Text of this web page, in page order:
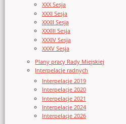
XXX Sesja
XXXI Sesja
XXXII Sesja
XXXIII Sesja
XXXIV Sesja
XXXV Sesja
Plany pracy Rady Miejskiej
Interpelacje radnych
Interpelacje 2019
Interpelacje 2020
Interpelacje 2021
Interpelacje 2024
Interpelacje 2026